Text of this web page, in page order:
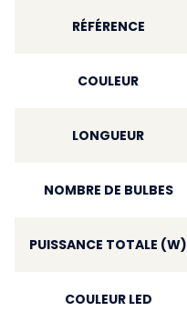
RÉFÉRENCE
COULEUR
LONGUEUR
NOMBRE DE BULBES
PUISSANCE TOTALE (W)
COULEUR LED